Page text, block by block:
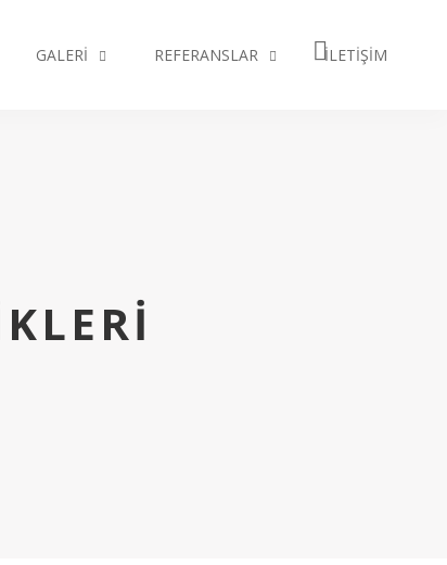
GALERI REFERANSLAR İLETIŞIM